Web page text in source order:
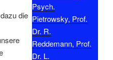
die
Psych.
Pietrowsky, Prof.
Dr. R.
Reddemann, Prof.
Dr. L.